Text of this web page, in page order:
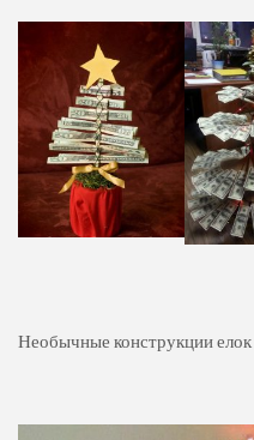
Необычные конструкции